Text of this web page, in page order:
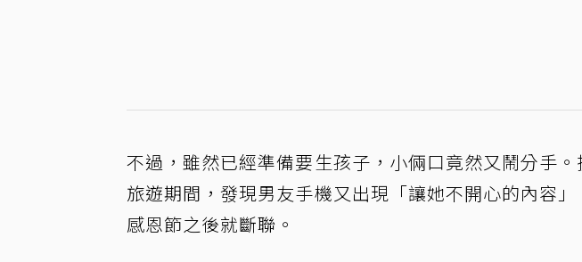
不過，雖然已經準備要生孩子，小倆口竟然又鬧分手
旅遊期間，發現男友手機又出現「讓她不開心的內容
感恩節之後就斷聯。